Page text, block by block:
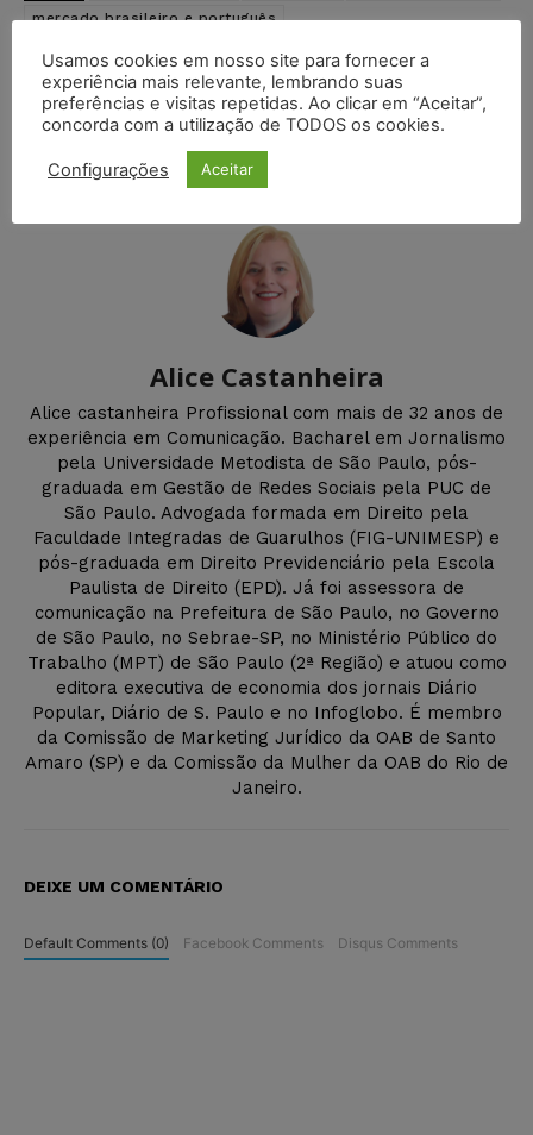
mercado brasileiro e português
Artigo anterior
Juíza afasta cobrança e
condena banco a restituir
Próximo artigo
A Falta de Transparência
Algorítmica é um Problema
Alice Castanheira
Alice castanheira Profissional com mais de 32 anos de
experiência em Comunicação. Bacharel em Jornalismo
pela Universidade Metodista de São Paulo, pós-
graduada em Gestão de Redes Sociais pela PUC de
São Paulo. Advogada formada em Direito pela
Faculdade Integradas de Guarulhos (FIG-UNIMESP) e
pós-graduada em Direito Previdenciário pela Escola
Paulista de Direito (EPD). Já foi assessora de
comunicação na Prefeitura de São Paulo, no Governo
de São Paulo, no Sebrae-SP, no Ministério Público do
Trabalho (MPT) de São Paulo (2ª Região) e atuou como
editora executiva de economia dos jornais Diário
Popular, Diário de S. Paulo e no Infoglobo. É membro
da Comissão de Marketing Jurídico da OAB de Santo
Amaro (SP) e da Comissão da Mulher da OAB do Rio de
Janeiro.
DEIXE UM COMENTÁRIO
Default Comments (0) Facebook Comments Disqus Comments
Usamos cookies em nosso site para fornecer a
experiência mais relevante, lembrando suas
preferências e visitas repetidas. Ao clicar em “Aceitar”,
concorda com a utilização de TODOS os cookies.
Configurações Aceitar